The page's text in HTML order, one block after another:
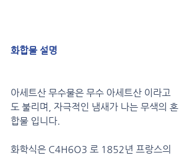
화합물 설명
아세트산 무수물은 무수 아세트산 이라고
도 불리며, 자극적인 냄새가 나는 무색의 혼
합물 입니다.
화학식은 C4H6O3 로 1852년 프랑스의